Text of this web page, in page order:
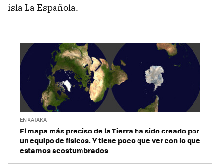
isla La Española.
EN XATAKA
El mapa más preciso de la Tierra ha sido creado por
un equipo de físicos. Y tiene poco que ver con lo que
estamos acostumbrados